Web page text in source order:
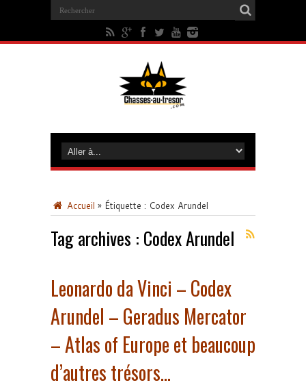
Accueil » Étiquette : Codex Arundel
Tag archives : Codex Arundel
Leonardo da Vinci – Codex
Arundel – Geradus Mercator
– Atlas of Europe et beaucoup
d’autres trésors…